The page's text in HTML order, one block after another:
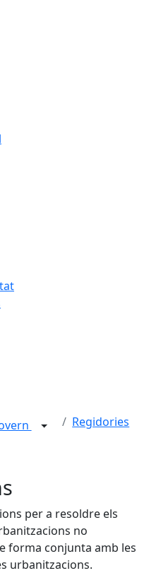
Regidories
per a resoldre els
no
forma conjunta amb les
urbanitzacions.